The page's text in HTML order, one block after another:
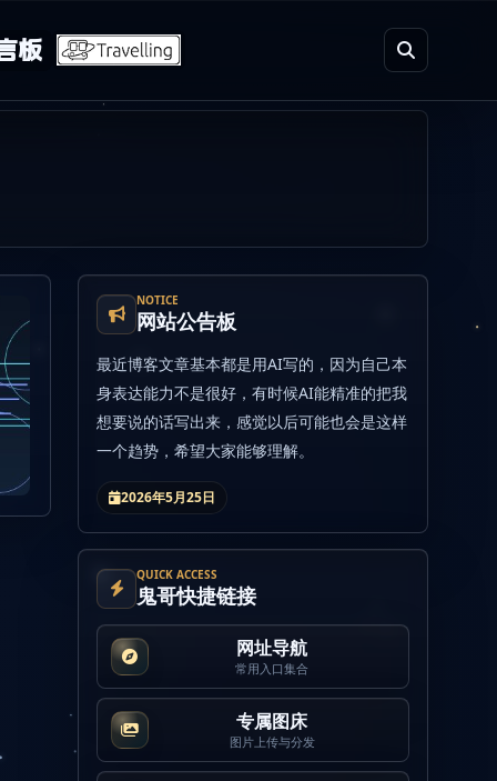
板
NOTICE
网站公告板
最近博客文章基本都是用AI写的，因为自己本
身表达能力不是很好，有时候AI能精准的把我
想要说的话写出来，感觉以后可能也会是这样
一个趋势，希望大家能够理解。
2026年5月25日
QUICK ACCESS
鬼哥快捷链接
网址导航
常用入口集合
专属图床
图片上传与分发